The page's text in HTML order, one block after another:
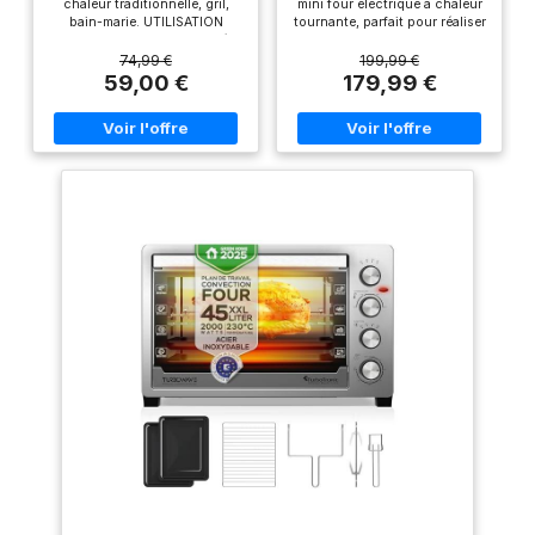
diminution du
disponibles
rapidement à un prix
raisonnable auprès
de nos 6200
réparer pendant de
nombreuses années
nos produits plutôt
que de les échanger
dans le cadre de
notre engagement à
protéger
l’environnement et à
réduire les déchets.
ESTHÉTIQUE &
chaleur traditionnelle, gril,
bain-marie. UTILISATION
FACILE : four posable doté
d’un thermostat réglable
ajustable jusqu’à 240 °C et
d’un minuteur jusqu’à 120
minutes. PUISSANT : 1380 W
pour une cuisson simple et
rapide. PRATIQUE : grille
brillants, large poignée avec
revêtement en acier
inoxydable, pour un look très
moderne ! ACCESSOIRES
inclus : grille réversible.
74,99 €
59,00 €
mini four électrique à chaleur
tournante, parfait pour réaliser
RAPIDE ET HOMOMGENE :
grâce à la fonction chaleur
tournante, obtenez des
résultats de cuisson parfaits
en un rien de temps 7 MODES
DE CUISSON : chaleur
réglable jusqu'à 240° C et
minuterie jusqu'à 120 min
REPARABILITE 15 ANS AU
JUSTE PRIX : engagement de
réparabilité 15 ans au juste
prix grâce à notre réseau de
6200 réparateurs dans le
monde, pour contribuer à la
protection de l’environnement
DESIGN ELEGANT : un mini
four moderne avec une
touche vintage et des finitions
chromées qui s'intègre
199,99 €
179,99 €